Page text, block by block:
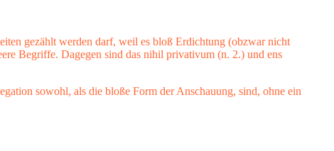
gezählt werden darf, weil es bloß Erdichtung (obzwar nicht
Begriffe. Dagegen sind das nihil privativum (n. 2.) und ens
sowohl, als die bloße Form der Anschauung, sind, ohne ein